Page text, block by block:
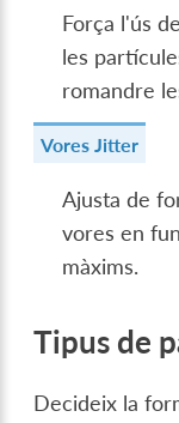
Força l'ús
les
romandre
Vores Jitter
Ajusta de
vores en
màxims.
Tipus de
Decideix la